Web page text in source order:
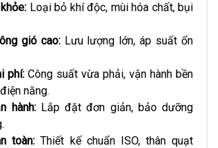
Loại bỏ khí độc, mùi hóa chất, bụi
gió cao:Lưu lượng lớn, áp suất ổn
phí: Công suất vừa phải, vận hành bền
năng.
hành:Lắp đặt đơn giản, bảo dưỡng
toàn: Thiết kế chuẩn ISO, thân quạt